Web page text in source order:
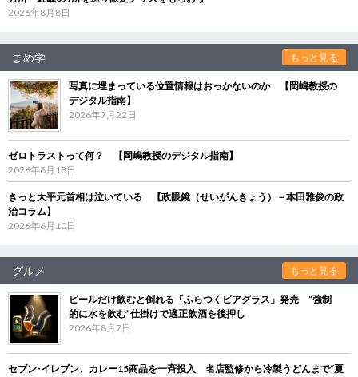
2026年8月8日
まめ学 もっと見る
写真に埋まっている位置情報はおっかないのか 【岡嶋教授の
デジタル指南】
2026年7月22日
ゼロトラストって何？ 【岡嶋教授のデジタル指南】
2026年6月18日
きっと大平元首相は泣いている 【政眼鏡（せいがんきょう）－本田雅俊の政
治コラム】
2026年6月10日
グルメ もっと見る
ビールだけ飲むと倒れる「ふらつくビアグラス」発売 “強制
的に水を飲む”仕掛けで適正飲酒を後押し
2026年8月7日
セブン‐イレブン、カレー15商品を一斉投入 名店監修から冷製うどんまで“夏